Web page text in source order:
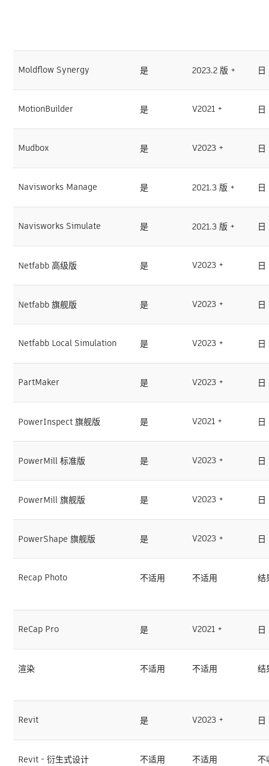
Moldflow Synergy 是 2023.2 版 + 日
MotionBuilder 是 V2021 + 日
Mudbox 是 V2023 + 日
Navisworks Manage 是 2021.3 版 + 日
Navisworks Simulate 是 2021.3 版 + 日
Netfabb 高级版 是 V2023 + 日
Netfabb 旗舰版 是 V2023 + 日
Netfabb Local Simulation 是 V2023 + 日
PartMaker 是 V2023 + 日
PowerInspect 旗舰版 是 V2021 + 日
PowerMill 标准版 是 V2023 + 日
PowerMill 旗舰版 是 V2023 + 日
PowerShape 旗舰版 是 V2023 + 日
Recap Photo 不适用 不适用 结
ReCap Pro 是 V2021 + 日
渲染 不适用 不适用 结
Revit 是 V2023 + 日
Revit - 衍生式设计 不适用 不适用 不